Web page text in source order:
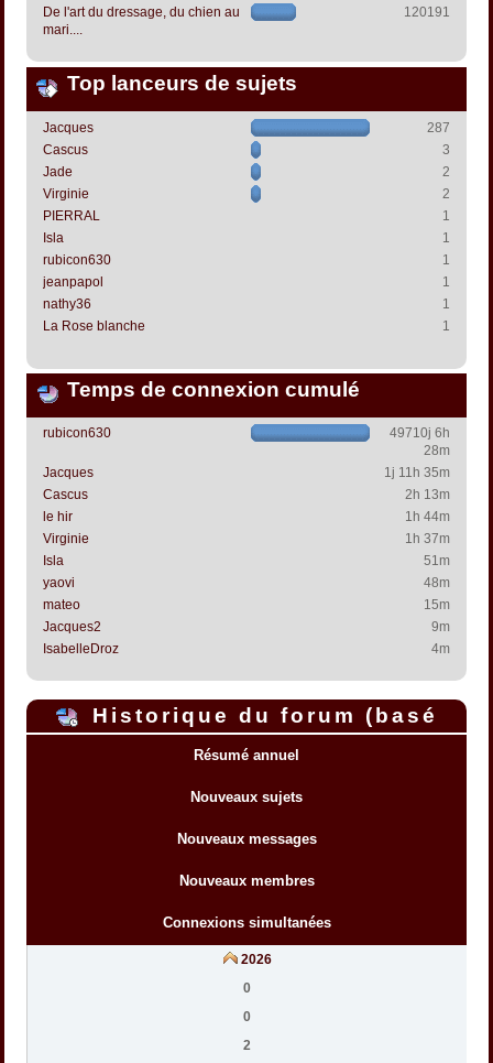
De l'art du dressage, du chien au
mari....
120191
Top lanceurs de sujets
Jacques
287
Cascus
3
Jade
2
Virginie
2
PIERRAL
1
Isla
1
rubicon630
1
jeanpapol
1
nathy36
1
La Rose blanche
1
Temps de connexion cumulé
rubicon630
49710j 6h
28m
Jacques
1j 11h 35m
Cascus
2h 13m
le hir
1h 44m
Virginie
1h 37m
Isla
51m
yaovi
48m
mateo
15m
Jacques2
9m
IsabelleDroz
4m
Historique du forum (basé
sur l'heure interne du forum)
Résumé annuel
Nouveaux sujets
Nouveaux messages
Nouveaux membres
Connexions simultanées
2026
0
0
2